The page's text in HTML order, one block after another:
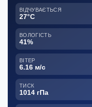
ВІДЧУВАЄТЬСЯ
27°C
ВОЛОГІСТЬ
41%
ВІТЕР
6.16 м/с
ТИСК
1014 гПа